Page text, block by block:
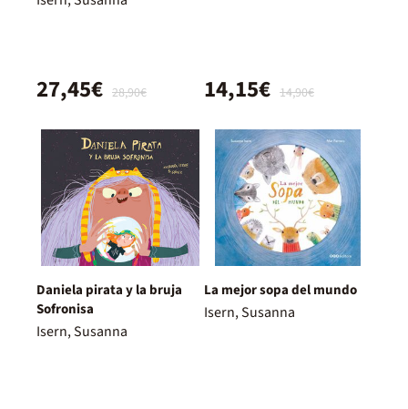
28,90€
27,45€ 14,90€
14,15€
Daniela pirata y la bruja
Sofronisa
Isern, Susanna
La mejor sopa del mundo
Isern, Susanna